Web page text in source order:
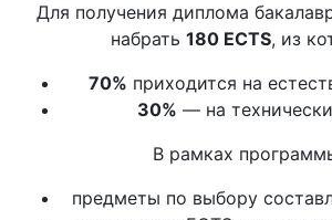
Для получения диплома
набрать 180 ECTS, из
70% приходится на
30% — на
В рамках
предметы по выбору